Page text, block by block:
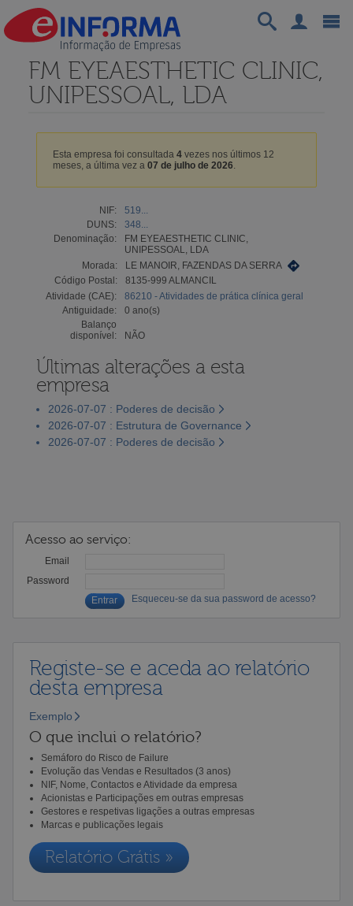
FM EYEAESTHETIC CLINIC,
UNIPESSOAL, LDA
Esta empresa foi consultada 4vezes nos últimos 12
meses, a última vez a 07 de julho de 2026.
NIF:
519...
DUNS:
348...
Denominação:
FM EYEAESTHETIC CLINIC,
UNIPESSOAL, LDA
Morada:
LE MANOIR, FAZENDAS DA SERRA
Código Postal:
8135-999 ALMANCIL
Atividade (CAE):
86210 - Atividades de prática clínica geral
Antiguidade:
0 ano(s)
Balanço
disponível:
NÃO
Últimas alterações a esta
empresa
2026-07-07 : Poderes de decisão
2026-07-07 : Estrutura de Governance
2026-07-07 : Poderes de decisão
Acesso ao serviço:
Email
Password
Esqueceu-se da sua password de acesso?
Registe-se e aceda ao relatório
desta empresa
Exemplo
O que inclui o relatório?
Semáforo do Risco de Failure
Evolução das Vendas e Resultados (3 anos)
NIF, Nome, Contactos e Atividade da empresa
Acionistas e Participações em outras empresas
Gestores e respetivas ligações a outras empresas
Marcas e publicações legais
Relatório Grátis »